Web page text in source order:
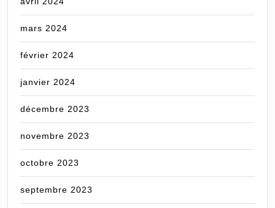
mars 2024
février 2024
janvier 2024
décembre 2023
novembre 2023
octobre 2023
septembre 2023